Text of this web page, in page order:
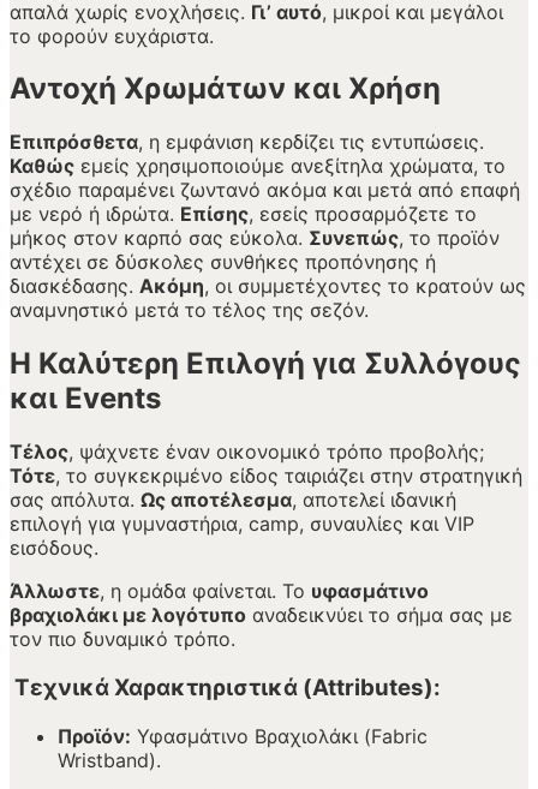
απαλά χωρίς ενοχλήσεις. Γι’ αυτό, μικροί και μεγάλοι
το φορούν ευχάριστα.
Αντοχή Χρωμάτων και Χρήση
Επιπρόσθετα, η εμφάνιση κερδίζει τις εντυπώσεις.
Καθώς εμείς χρησιμοποιούμε ανεξίτηλα χρώματα, το
σχέδιο παραμένει ζωντανό ακόμα και μετά από επαφή
με νερό ή ιδρώτα. Επίσης, εσείς προσαρμόζετε το
μήκος στον καρπό σας εύκολα. Συνεπώς, το προϊόν
αντέχει σε δύσκολες συνθήκες προπόνησης ή
διασκέδασης. Ακόμη, οι συμμετέχοντες το κρατούν ως
αναμνηστικό μετά το τέλος της σεζόν.
Η Καλύτερη Επιλογή για Συλλόγους
και Events
Τέλος, ψάχνετε έναν οικονομικό τρόπο προβολής;
Τότε, το συγκεκριμένο είδος ταιριάζει στην στρατηγική
σας απόλυτα. Ως αποτέλεσμα, αποτελεί ιδανική
επιλογή για γυμναστήρια, camp, συναυλίες και VIP
εισόδους.
Άλλωστε, η ομάδα φαίνεται. Το υφασμάτινο
βραχιολάκι με λογότυπο αναδεικνύει το σήμα σας με
τον πιο δυναμικό τρόπο.
Τεχνικά Χαρακτηριστικά (Attributes):
Προϊόν: Υφασμάτινο Βραχιολάκι (Fabric
Wristband).